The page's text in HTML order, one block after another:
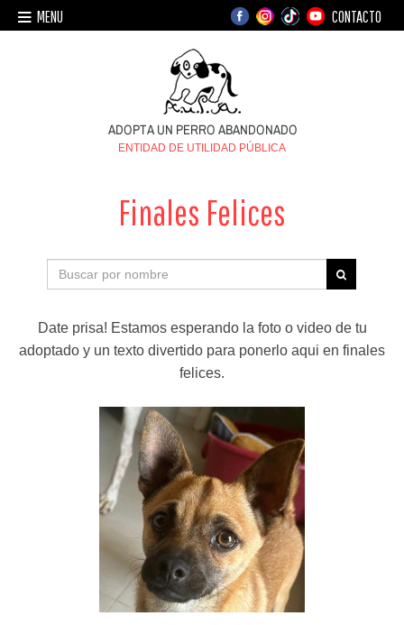
MENU CONTACTO
ENTIDAD DE UTILIDAD PÚBLICA
Finales Felices
Date prisa! Estamos esperando la foto o video de tu
adoptado y un texto divertido para ponerlo aqui en finales
felices.